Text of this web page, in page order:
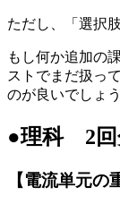
ただし、「選択
もし何か追加の
ストでまだ扱っ
のが良いでしょう
●理科 2回
【電流単元の